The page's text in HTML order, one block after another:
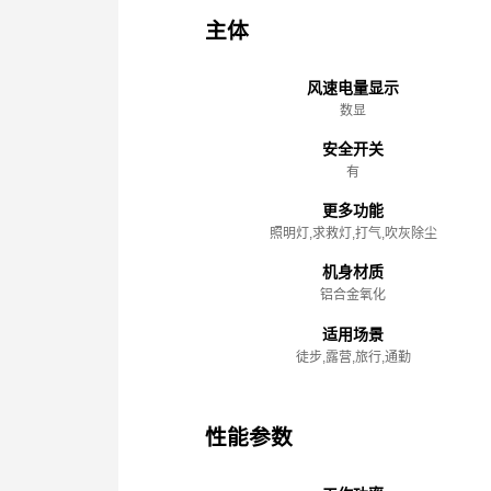
主体
风速电量显示
数显
安全开关
有
更多功能
照明灯,求救灯,打气,吹灰除尘
机身材质
铝合金氧化
适用场景
徒步,露营,旅行,通勤
性能参数